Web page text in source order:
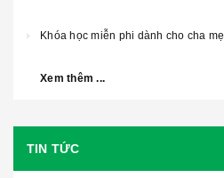
Khóa học miễn phi dành cho cha mẹ
Xem thêm ...
TIN TỨC